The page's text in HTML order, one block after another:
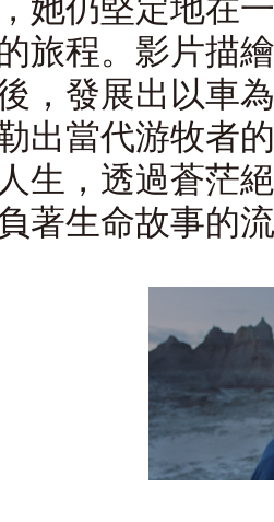
她仍堅定地在
旅程。影片描
，發展出以車
出當代游牧者
生，透過蒼茫
著生命故事的